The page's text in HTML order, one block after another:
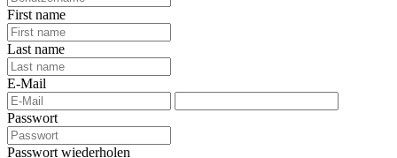
First name
Last name
E-Mail
Passwort
Passwort wiederholen